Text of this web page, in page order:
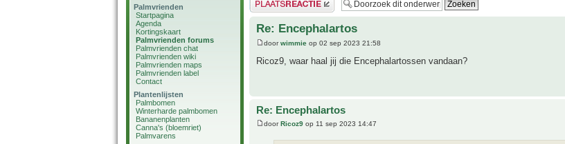
Palmvrienden
Startpagina
Agenda
Kortingskaart
Palmvrienden forums
Palmvrienden chat
Palmvrienden wiki
Palmvrienden maps
Palmvrienden label
Contact
Plantenlijsten
Palmbomen
Winterharde palmbomen
Bananenplanten
Canna's (bloemriet)
Palmvarens
Re: Encephalartos
doorwimmie op 02 sep 2023 21:58
Ricoz9, waar haal jij die Encephalartossen vandaan?
Re: Encephalartos
doorRicoz9 op 11 sep 2023 14:47